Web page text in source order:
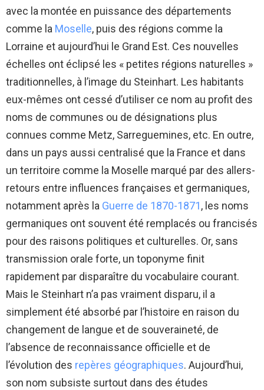
avec la montée en puissance des départements
comme la Moselle, puis des régions comme la
Lorraine et aujourd’hui le Grand Est. Ces nouvelles
échelles ont éclipsé les « petites régions naturelles »
traditionnelles, à l’image du Steinhart. Les habitants
eux-mêmes ont cessé d’utiliser ce nom au profit des
noms de communes ou de désignations plus
connues comme Metz, Sarreguemines, etc. En outre,
dans un pays aussi centralisé que la France et dans
un territoire comme la Moselle marqué par des allers-
retours entre influences françaises et germaniques,
notamment après la Guerre de 1870-1871, les noms
germaniques ont souvent été remplacés ou francisés
pour des raisons politiques et culturelles. Or, sans
transmission orale forte, un toponyme finit
rapidement par disparaître du vocabulaire courant.
Mais le Steinhart n’a pas vraiment disparu, il a
simplement été absorbé par l’histoire en raison du
changement de langue et de souveraineté, de
l’absence de reconnaissance officielle et de
l’évolution des repères géographiques. Aujourd’hui,
son nom subsiste surtout dans des études